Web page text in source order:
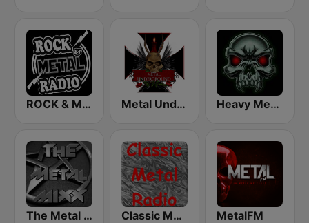
ROCK & METAL Metal Underground Heavy Metal Radio
The Metal MIXX Classic Metal Radio MetalFM